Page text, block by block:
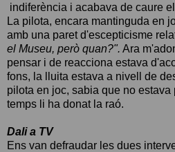
indiferència i acabava de caure
La pilota, encara mantinguda en
amb una paret d'escepticisme
el Museu, però quan?". Ara
pensar i de reacciona estava
fons, la lluita estava a nivell de
pilota en joc, sabia que no estava
temps li ha donat la raó.
Dali a TV
Ens van defraudar les dues